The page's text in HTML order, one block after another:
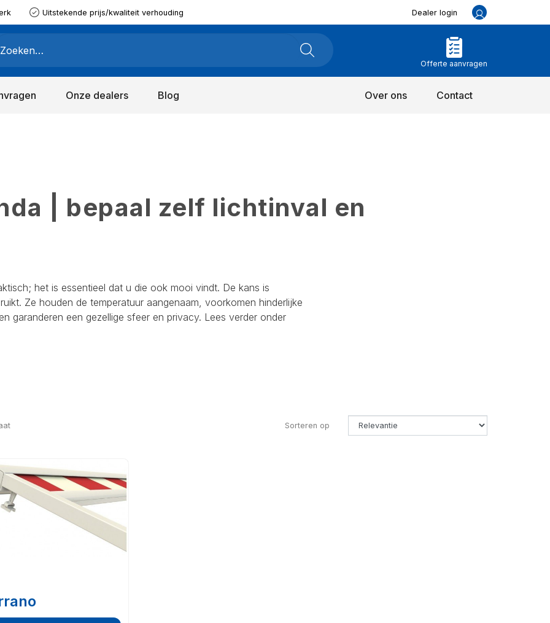
Uitstekende prijs/kwaliteit verhouding Dealer login
Offerte aanvragen
Onze dealers Blog Over ons Contact
| bepaal zelf lichtinval en
het is essentieel dat u die ook mooi vindt. De kans is
Ze houden de temperatuur aangenaam, voorkomen hinderlijke
garanderen een gezellige sfeer en privacy. Lees verder onder
Sorteren op